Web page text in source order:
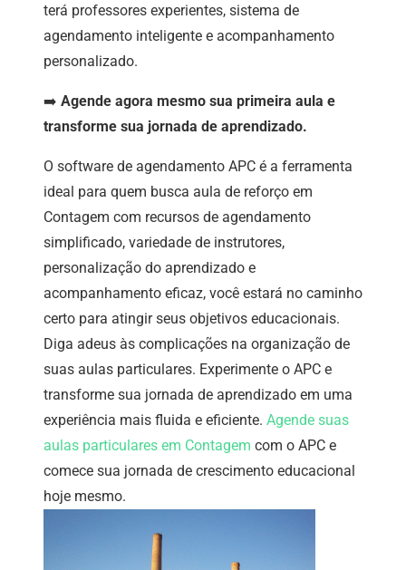
terá professores experientes, sistema de
agendamento inteligente e acompanhamento
personalizado.
➡️ Agende agora mesmo sua primeira aula e
transforme sua jornada de aprendizado.
O software de agendamento APC é a ferramenta
ideal para quem busca aula de reforço em
Contagem com recursos de agendamento
simplificado, variedade de instrutores,
personalização do aprendizado e
acompanhamento eficaz, você estará no caminho
certo para atingir seus objetivos educacionais.
Diga adeus às complicações na organização de
suas aulas particulares. Experimente o APC e
transforme sua jornada de aprendizado em uma
experiência mais fluida e eficiente. Agende suas
aulas particulares em Contagem com o APC e
comece sua jornada de crescimento educacional
hoje mesmo.